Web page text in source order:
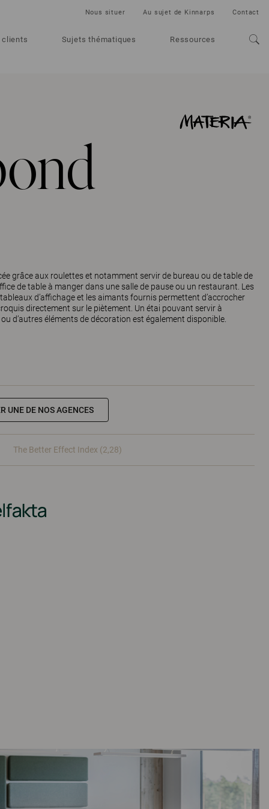
clients Sujets thématiques Ressources
Nous situer Au sujet de Kinnarps Contact
grâce aux roulettes et notamment servir de bureau ou de table de
de table à manger dans une salle de pause ou un restaurant. Les
d’affichage et les aimants fournis permettent d’accrocher
directement sur le piètement. Un étai pouvant servir à
d’autres éléments de décoration est également disponible.
UNE DE NOS AGENCES
The Better Effect Index (2,28)